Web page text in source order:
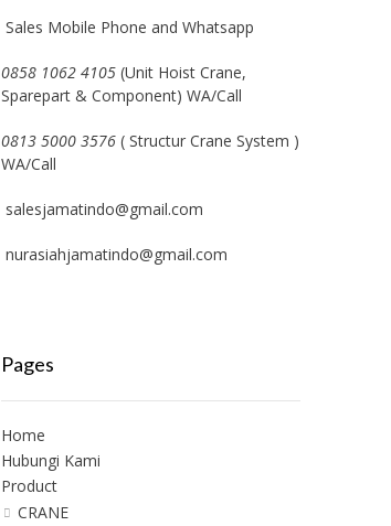
Sales Mobile Phone and Whatsapp
0858 1062 4105(Unit Hoist Crane,
Sparepart & Component) WA/Call
0813 5000 3576( Structur Crane System )
WA/Call
salesjamatindo@gmail.com
nurasiahjamatindo@gmail.com
Pages
Home
Hubungi Kami
Product
CRANE